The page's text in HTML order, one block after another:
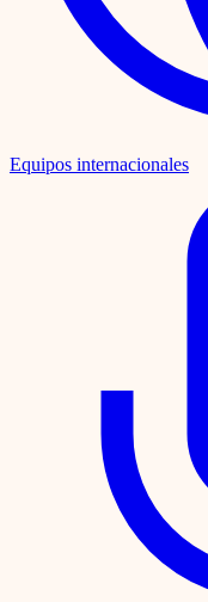
Equipos internacionales